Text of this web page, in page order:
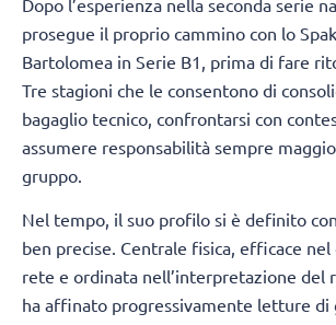
prosegue il proprio cammino con lo
Bartolomea in Serie B1, prima di fare
Tre stagioni che le consentono di
bagaglio tecnico, confrontarsi con
assumere responsabilità sempre
gruppo.
Nel tempo, il suo profilo si è definito
ben precise. Centrale fisica, efficace nel
rete e ordinata nell’interpretazione del
ha affinato progressivamente letture di